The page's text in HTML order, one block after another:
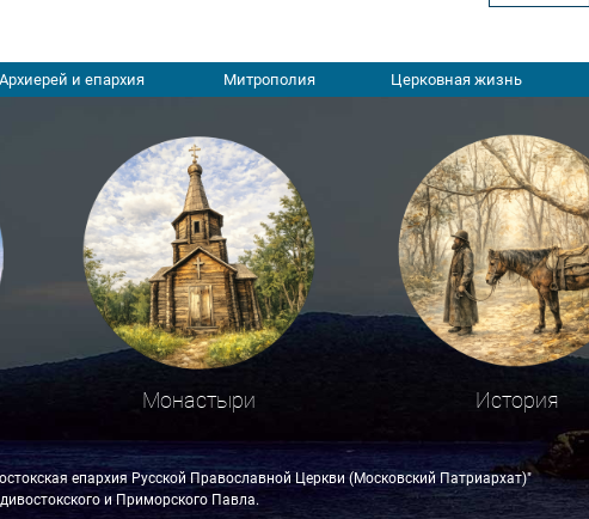
Архиерей и епархия Митрополия Церковная жизнь
Монастыри История
епархия Русской Православной Церкви (Московский Патриархат)"
и Приморского Павла.